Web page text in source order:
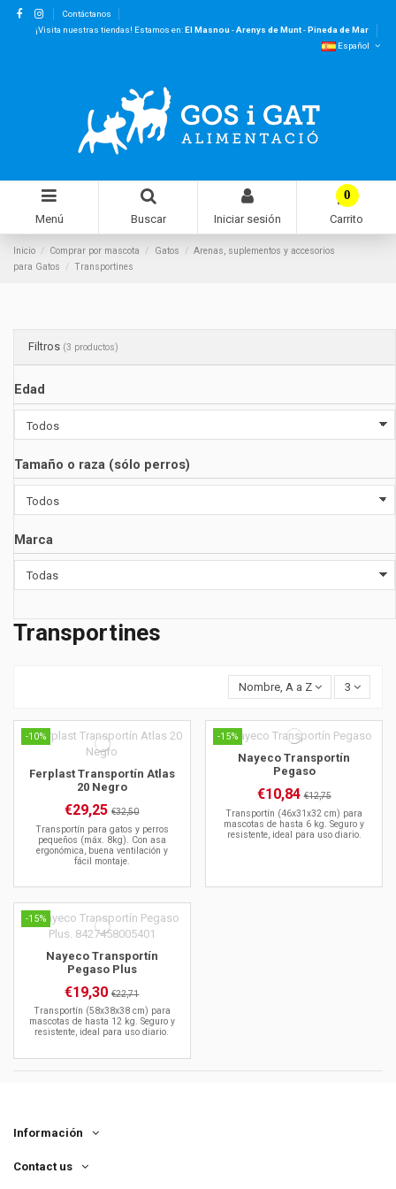
Contáctanos
¡Visita nuestras tiendas! Estamos en:El Masnou-Arenys de Munt-Pineda de Mar
Español
Menú Buscar Iniciar sesión
0
Carrito
Inicio Comprar por mascota Gatos
Arenas, suplementos y accesorios
para Gatos
Transportines
Transportines
Nombre, A a Z 3
-10%
Ferplast Transportín Atlas
20 Negro
€29,25€32,50
Transportín para gatos y perros
pequeños (máx. 8kg). Con asa
ergonómica, buena ventilación y
fácil montaje.
-15%
Nayeco Transportín
Pegaso
€10,84€12,75
Transportín (46x31x32 cm) para
mascotas de hasta 6 kg. Seguro y
resistente, ideal para uso diario.
-15%
Nayeco Transportín
Pegaso Plus
€19,30€22,71
Transportín (58x38x38 cm) para
mascotas de hasta 12 kg. Seguro y
resistente, ideal para uso diario.
Filtros (3 productos)
Edad
Tamaño o raza (sólo perros)
Marca
Información
Contact us